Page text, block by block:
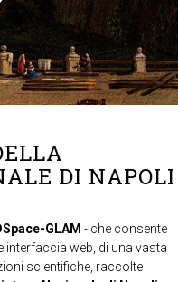
DI NAPOLI
GLAM - che consente
interfaccia web, di una vasta
scientifiche, raccolte